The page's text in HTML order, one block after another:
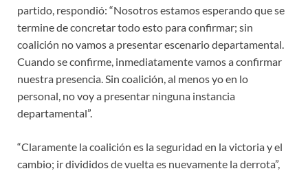
partido, respondió: “Nosotros estamos esperando que se
termine de concretar todo esto para confirmar; sin
coalición no vamos a presentar escenario departamental.
Cuando se confirme, inmediatamente vamos a confirmar
nuestra presencia. Sin coalición, al menos yo en lo
personal, no voy a presentar ninguna instancia
departamental”.
“Claramente la coalición es la seguridad en la victoria y el
cambio; ir divididos de vuelta es nuevamente la derrota”,